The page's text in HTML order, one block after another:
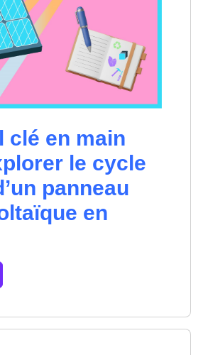
clé en main
le cycle
panneau
en